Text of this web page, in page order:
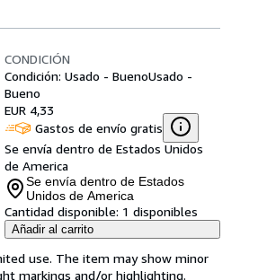
CONDICIÓN
Condición: Usado - BuenoUsado -
Bueno
EUR 4,33
Gastos de envío gratis
Se envía dentro de Estados Unidos
de America
Se envía dentro de Estados
Unidos de America
Cantidad disponible: 1 disponibles
Añadir al carrito
use. The item may show minor
markings and/or highlighting.